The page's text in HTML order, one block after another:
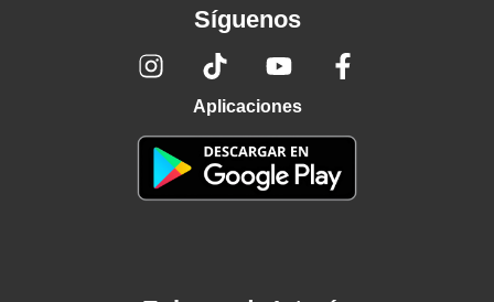
Síguenos
Aplicaciones